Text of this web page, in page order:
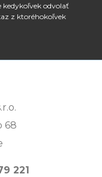
kedykoľvek odvolať
z ktoréhokoľvek
68
221